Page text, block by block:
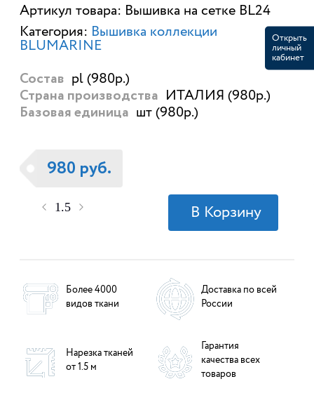
Артикул товара: Вышивка на сетке BL24
Категория: Вышивка коллекции
BLUMARINE
Состав pl (980р.)
Страна производства ИТАЛИЯ (980р.)
Базовая единица шт (980р.)
980 руб.
Более 4000
видов ткани
Доставка по всей
России
Нарезка тканей
от 1.5 м
Гарантия
качества всех
товаров
Открыть
личный
кабинет